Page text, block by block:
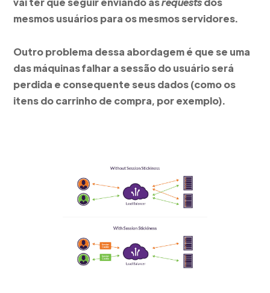
mesmos usuários para os mesmos servidores.
Outro problema dessa abordagem é que se uma
das máquinas falhar a sessão do usuário será
perdida e consequente seus dados (como os
itens do carrinho de compra, por exemplo).